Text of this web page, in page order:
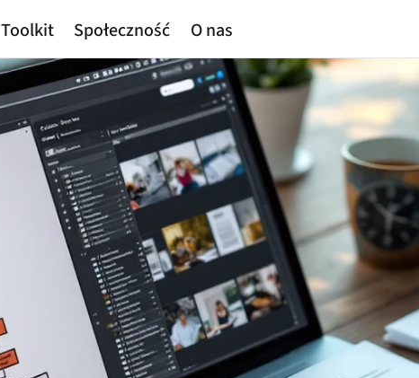
Toolkit Społeczność O nas